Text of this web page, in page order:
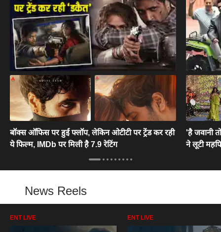
बॉक्स ऑफिस पर हुई फ्लॉप, लेकिन ओटीटी पर ट्रेंड कर रही
ये फिल्म, IMDb पर मिली है 7.9 रेटिंग
'है जवानी
ने लूटी
News Reels
ENT LIVE ENT LIVE